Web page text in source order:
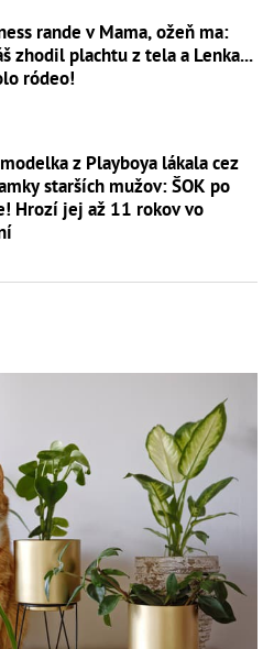
rande v Mama, ožeň ma:
zhodil plachtu z tela a Lenka...
ródeo!
z Playboya lákala cez
starších mužov: ŠOK po
Hrozí jej až 11 rokov vo